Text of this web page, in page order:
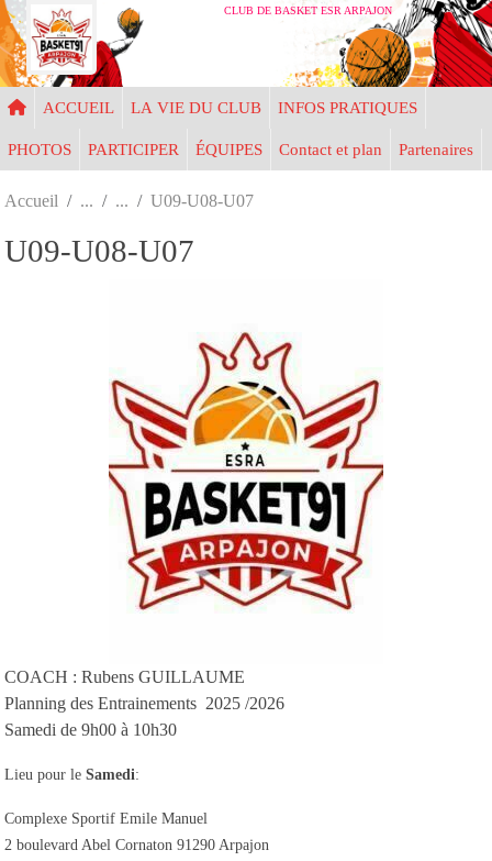
CLUB DE BASKET ESR ARPAJON
ACCUEIL LA VIE DU CLUB INFOS PRATIQUES
PHOTOS PARTICIPER ÉQUIPES Contact et plan Partenaires
Accueil U09-U08-U07
U09-U08-U07
COACH : Rubens GUILLAUME
Planning des Entrainements 2025 /2026
Samedi de 9h00 à 10h30
Lieu pour le Samedi:
Complexe Sportif Emile Manuel
2 boulevard Abel Cornaton 91290 Arpajon
Panneau de gestion des cookies